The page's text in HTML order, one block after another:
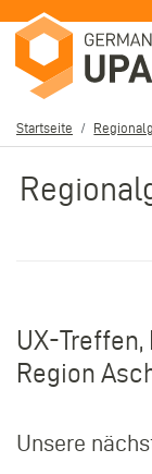
zum
Inhalt
Startseite
UX-
Region
Unsere